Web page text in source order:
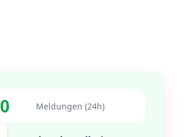
0 Meldungen (24h)